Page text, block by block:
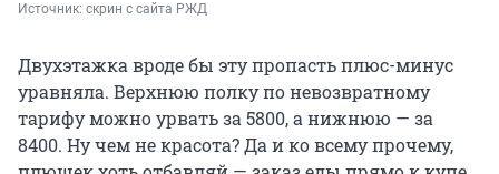
Источник: скрин с сайта РЖД
Двухэтажка вроде бы эту пропасть плюс-минус
уравняла. Верхнюю полку по невозвратному
тарифу можно урвать за 5800, а нижнюю — за
8400. Ну чем не красота? Да и ко всему прочему,